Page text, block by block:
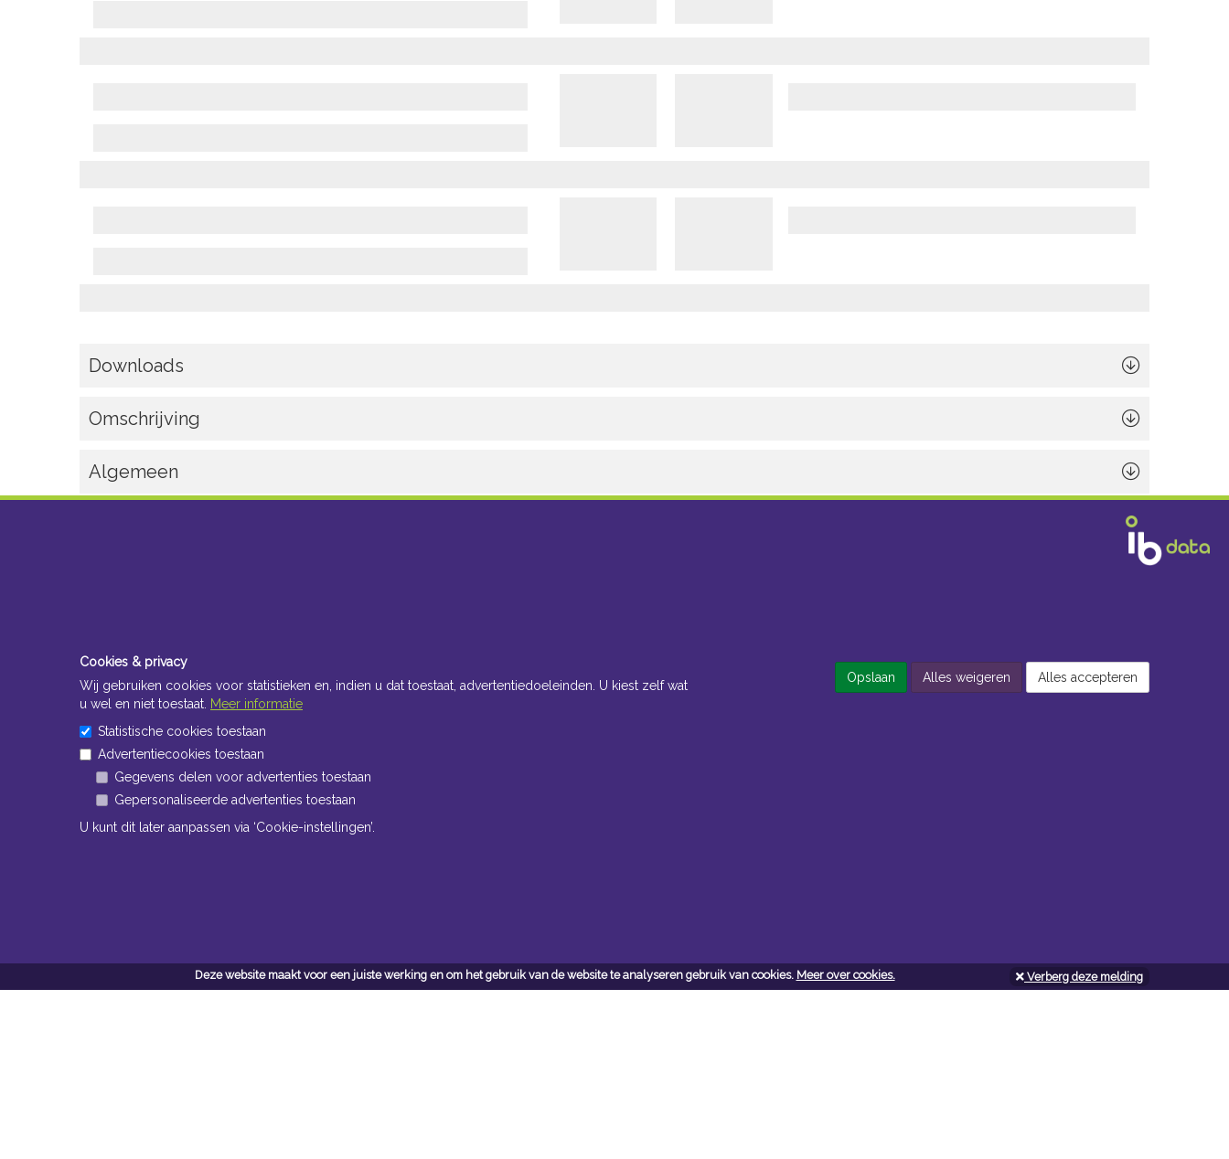
Deze website maakt voor een juiste werking en om het gebruik van de website te analyseren gebruik van cookies. Meer over cookies. Verberg deze melding
Downloads
Omschrijving
Algemeen
Openingstijden Magazijn
Cookies & privacy
Wij gebruiken cookies voor statistieken en, indien u dat toestaat, advertentiedoeleinden. U kiest zelf wat
u wel en niet toestaat. Meer informatie
Statistische cookies toestaan
Advertentiecookies toestaan
Gegevens delen voor advertenties toestaan
Gepersonaliseerde advertenties toestaan
U kunt dit later aanpassen via ‘Cookie-instellingen’.
Opslaan Alles weigeren Alles accepteren